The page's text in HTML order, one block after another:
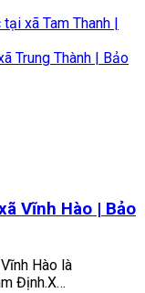
xã Tam Thanh |
Trung Thành | Bảo
Vĩnh Hào | Bảo
Hào là
Định.X…